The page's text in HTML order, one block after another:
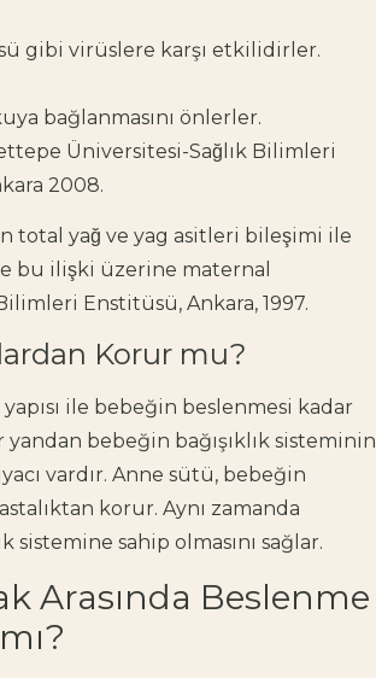
gibi virüslere karşı etkilidirler.
bağlanmasını önlerler.
Üniversitesi-Sağlık Bilimleri
2008.
total yağ ve yag asitleri bileşimi ile
bu ilişki üzerine maternal
Enstitüsü, Ankara, 1997.
Korur mu?
ile bebeğin beslenmesi kadar
bebeğin bağışıklık sisteminin
vardır. Anne sütü, bebeğin
korur. Aynı zamanda
sahip olmasını sağlar.
Arasında Beslenme